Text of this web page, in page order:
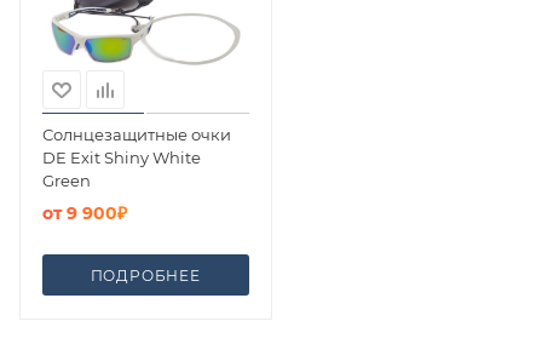
Солнцезащитные очки
DE Exit Shiny White
Green
от9 900₽
ПОДРОБНЕЕ